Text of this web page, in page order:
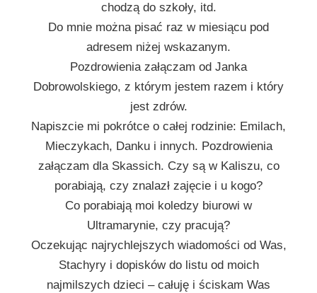
chodzą do szkoły, itd.
Do mnie można pisać raz w miesiącu pod
adresem niżej wskazanym.
Pozdrowienia załączam od Janka
Dobrowolskiego, z którym jestem razem i który
jest zdrów.
Napiszcie mi pokrótce o całej rodzinie: Emilach,
Mieczykach, Danku i innych. Pozdrowienia
załączam dla Skassich. Czy są w Kaliszu, co
porabiają, czy znalazł zajęcie i u kogo?
Co porabiają moi koledzy biurowi w
Ultramarynie, czy pracują?
Oczekując najrychlejszych wiadomości od Was,
Stachyry i dopisków do listu od moich
najmilszych dzieci – całuję i ściskam Was